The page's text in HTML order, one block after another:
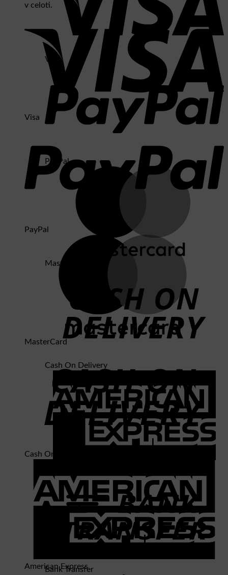
v celoti.
Visa
PayPal
MasterCard
Cash On Delivery
American Express
Visa
PayPal
MasterCard
Cash On Delivery
Bank Transfer